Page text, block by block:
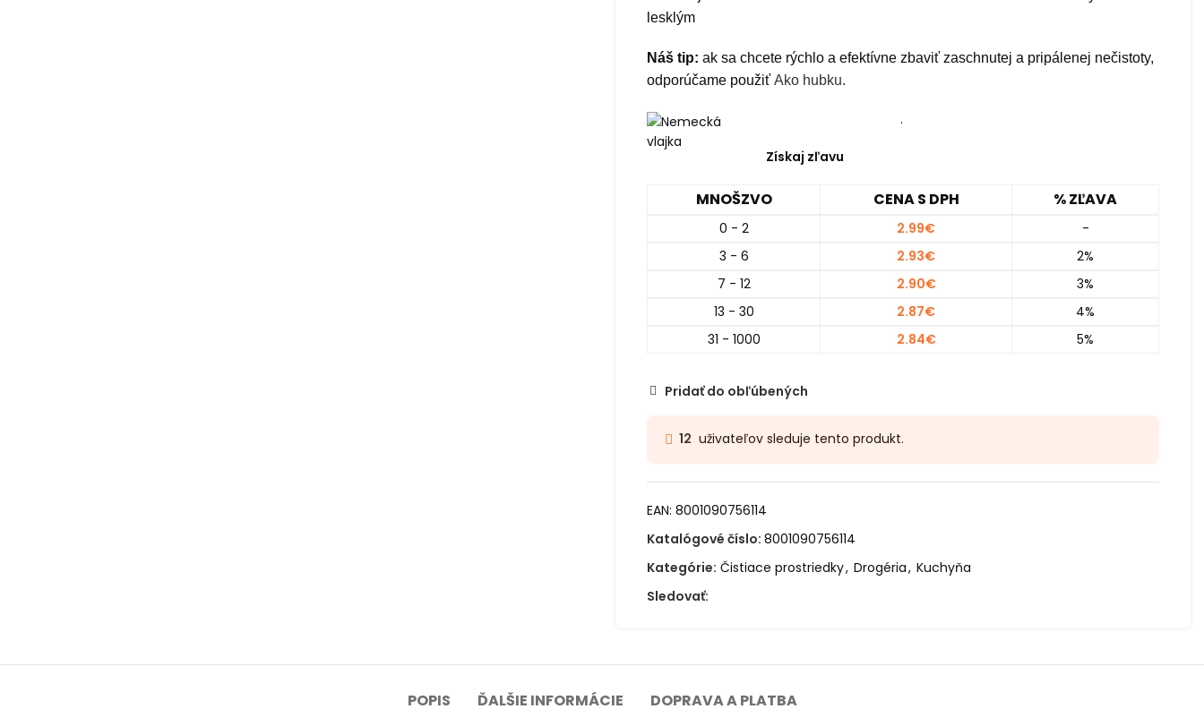
lesklým
Náš tip: ak sa chcete rýchlo a efektívne zbaviť zaschnutej a pripálenej nečistoty,
odporúčame použiť Ako hubku.
.
Získaj zľavu
MNOŠZVO CENA S DPH % ZĽAVA
0 - 2 2.99€
-
3 - 6
2.93€
2%
7 - 12
2.90€
3%
13 - 30
2.87€
4%
31 - 1000
2.84€ 5%
Pridať do obľúbených
12 uživateľov sleduje tento produkt.
EAN: 8001090756114
Katalógové číslo: 8001090756114
Kategórie: Čistiace prostriedky, Drogéria, Kuchyňa
Sledovať:
POPIS ĎALŠIE INFORMÁCIE DOPRAVA A PLATBA